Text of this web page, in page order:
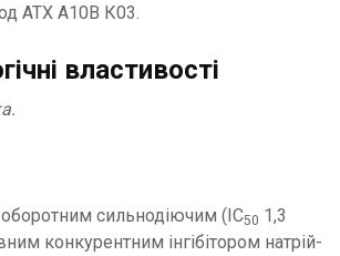
ATХ A10B К03.
властивості
сильнодіючим (IC50 1,3
конкурентним інгібітором натрій-